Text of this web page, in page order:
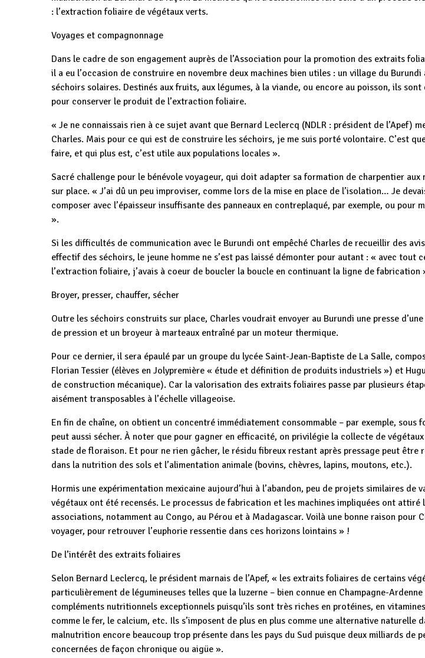
: l’extraction foliaire de végétaux verts.
Voyages et compagnonnage
Dans le cadre de son engagement auprès de l’Association pour la promotion des extraits
il a eu l’occasion de construire en novembre deux machines bien utiles : un village du
séchoirs solaires. Destinés aux fruits, aux légumes, à la viande, ou encore au poisson, ils
pour conserver le produit de l’extraction foliaire.
« Je ne connaissais rien à ce sujet avant que Bernard Leclercq (NDLR : président de l’Apef)
Charles. Mais pour ce qui est de construire les séchoirs, je me suis porté volontaire. C’est
faire, et qui plus est, c’est utile aux populations locales ».
Sacré challenge pour le bénévole voyageur, qui doit adapter sa formation de charpentier aux
sur place. « J’ai dû un peu improviser, comme lors de la mise en place de l’isolation… Je
composer avec l’épaisseur insuffisante des panneaux en contreplaqué, par exemple, ou pour
».
Si les difficultés de communication avec le Burundi ont empêché Charles de recueillir des
effectif des séchoirs, le jeune homme ne s’est pas laissé démonter pour autant : « avec tout
l’extraction foliaire, j’avais à coeur de boucler la boucle en continuant la ligne de fabrication
Broyer, presser, chauffer, sécher
Outre les séchoirs construits sur place, Charles voudrait envoyer au Burundi une presse
de pression et un broyeur à marteaux entraîné par un moteur thermique.
Pour ce dernier, il sera épaulé par un groupe du lycée Saint-Jean-Baptiste de La Salle,
Florian Tessier (élèves en Jolypremière « étude et définition de produits industriels ») et
de construction mécanique). Car la valorisation des extraits foliaires passe par plusieurs
aisément transposables à l’échelle villageoise.
En fin de chaîne, on obtient un concentré immédiatement consommable – par exemple, sous
peut aussi sécher. À noter que pour gagner en efficacité, on privilégie la collecte de
stade de floraison. Et pour ne rien gâcher, le résidu fibreux restant après pressage peut être
dans la nutrition des sols et l’alimentation animale (bovins, chèvres, lapins, moutons, etc.).
Hormis une expérimentation mexicaine aujourd’hui à l’abandon, peu de projets similaires de
végétaux ont été recensés. Le processus de fabrication et les machines impliquées ont attiré
associations, notamment au Congo, au Pérou et à Madagascar. Voilà une bonne raison pour
voyager, pour retrouver l’euphorie ressentie dans ces horizons lointains » !
De l’intérêt des extraits foliaires
Selon Bernard Leclercq, le président marnais de l’Apef, « les extraits foliaires de certains
particulièrement de légumineuses telles que la luzerne – bien connue en Champagne-
compléments nutritionnels exceptionnels puisqu’ils sont très riches en protéines, en
comme le fer, le calcium, etc. Ils s’imposent de plus en plus comme une alternative naturelle
malnutrition encore beaucoup trop présente dans les pays du Sud puisque deux milliards de
concernées de façon chronique ou aigüe ».